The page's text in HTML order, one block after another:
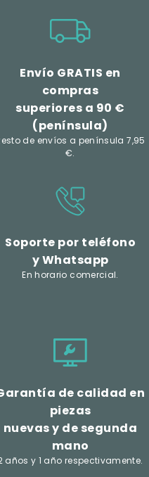
Envío GRATIS en
compras
superiores a 90 €
(península)
de envíos a península 7,95
€.
Soporte por teléfono
y Whatsapp
En horario comercial.
de calidad en
piezas
nuevas y de segunda
mano
años y 1 año respectivamente.